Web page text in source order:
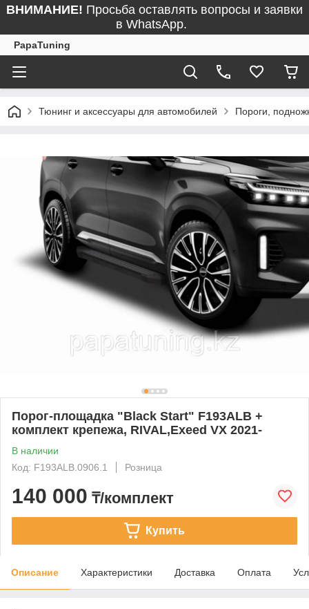
ВНИМАНИЕ! Просьба оставлять вопросы и заявки
в WhatsApp.
PapaTuning
Тюнинг и аксессуары для автомобилей Пороги,
Порог-площадка "Black Start" F193ALB +
комплект крепежа, RIVAL,Exeed VX 2021-
В наличии
Код: F193ALB.0906.1
Розница
140 000 ₸/комплект
Купить
Описание Характеристики Доставка Оплата